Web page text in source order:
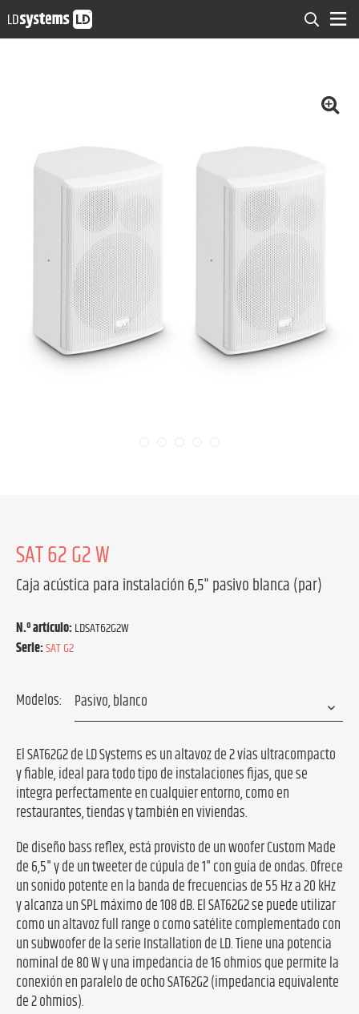
SAT 62 G2 W
Caja acústica para instalación 6,5" pasivo blanca (par)
N.º artículo:LDSAT62G2W
Serie:SAT G2
Modelos:
El SAT62G2 de LD Systems es un altavoz de 2 vías ultracompacto
y fiable, ideal para todo tipo de instalaciones fijas, que se
integra perfectamente en cualquier entorno, como en
restaurantes, tiendas y también en viviendas.
De diseño bass reflex, está provisto de un woofer Custom Made
de 6,5" y de un tweeter de cúpula de 1" con guía de ondas. Ofrece
un sonido potente en la banda de frecuencias de 55 Hz a 20 kHz
y alcanza un SPL máximo de 108 dB. El SAT62G2 se puede utilizar
como un altavoz full range o como satélite complementado con
un subwoofer de la serie Installation de LD. Tiene una potencia
nominal de 80 W y una impedancia de 16 ohmios que permite la
conexión en paralelo de ocho SAT62G2 (impedancia equivalente
de 2 ohmios).